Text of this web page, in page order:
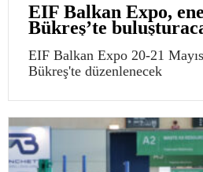
EIF Balkan Expo,
Bükreş’te
EIF Balkan Expo 20-21
Bükreş'te düzenlenecek